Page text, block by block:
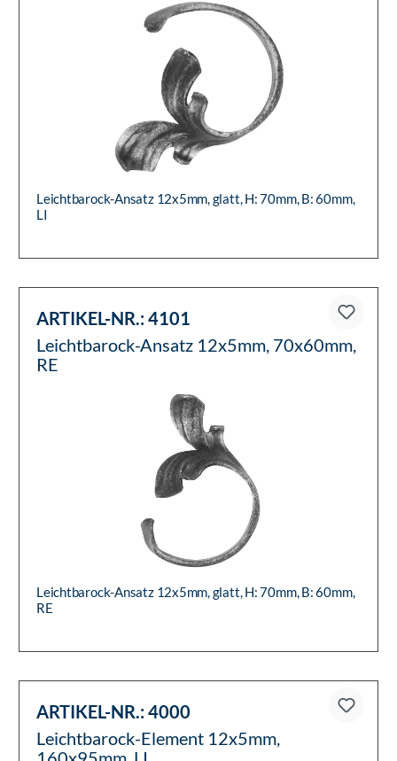
Leichtbarock-Ansatz 12x5mm, glatt, H: 70mm, B: 60mm,
LI
ARTIKEL-NR.:4101
Leichtbarock-Ansatz 12x5mm, 70x60mm,
RE
Leichtbarock-Ansatz 12x5mm, glatt, H: 70mm, B: 60mm,
RE
ARTIKEL-NR.:4000
Leichtbarock-Element 12x5mm,